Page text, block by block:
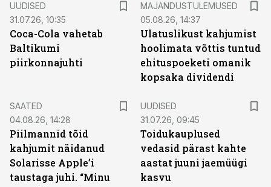
UUDISED
31.07.26, 10:35
Coca-Cola vahetab
Baltikumi
piirkonnajuhti
MAJANDUSTULEMUSED
05.08.26, 14:37
Ulatuslikust kahjumist
hoolimata võttis tuntud
ehituspoeketi omanik
kopsaka dividendi
SAATED
04.08.26, 14:28
Piilmannid tõid
kahjumit näidanud
Solarisse Apple’i
taustaga juhi. “Minu
UUDISED
31.07.26, 09:45
Toidukauplused
vedasid pärast kahte
aastat juuni jaemüügi
kasvu